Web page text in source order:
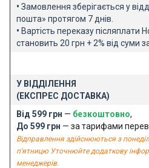
• Замовлення зберігається у
пошта» протягом 7 днів.
• Вартість переказу післяплати
становить 20 грн + 2% від суми
У ВІДДІЛЕННЯ
(ЕКСПРЕС ДОСТАВКА)
Від 599 грн — безкоштовно,
До 599 грн — за тарифами
Відправлення здійснюються з
п'ятницю Уточнюйте додаткову
менеджерів.